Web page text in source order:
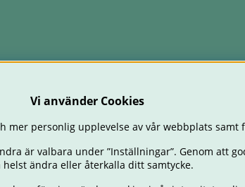
Vi använder Cookies
mer personlig upplevelse av vår webbplats samt
är valbara under ”Inställningar”. Genom att
helst ändra eller återkalla ditt samtycke.